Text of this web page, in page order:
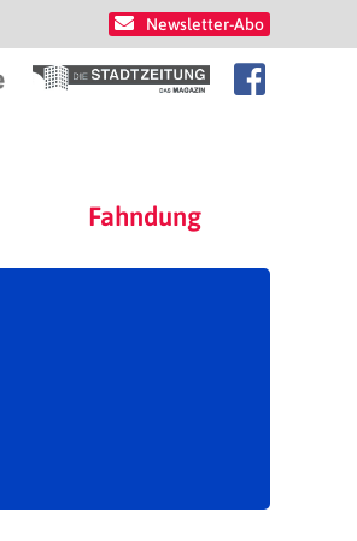
Newsletter-Abo
Fahndung